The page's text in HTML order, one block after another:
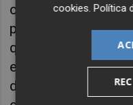
cambiar de cabina
pasajeros que
que, ante el
emergencia
desactivar el freno
cookies .Política